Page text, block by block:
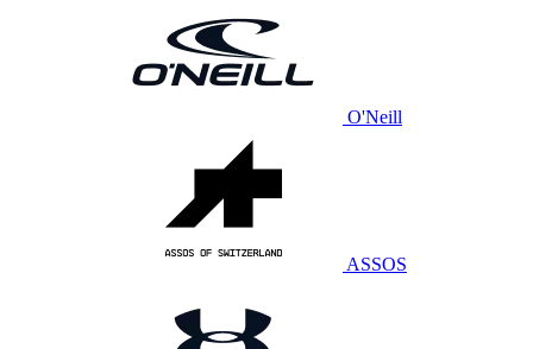
O'Neill
ASSOS